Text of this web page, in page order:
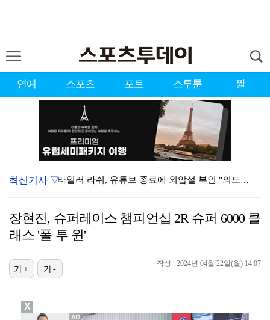
연예 스포츠 포토 스투툰 짤
타일러 라쉬, 유튜브 종료에 외압설 부인 "의도한 바 …
런치, 안성현과 내일(8일) 결혼…가수·작곡가 부부 탄…
상위권 유지한 서교림 "아이언샷 덕분에 타수 줄여…컨디…
던, 3년 만에 신곡→솔직 심경 고백 "이제는 있는 그…
최신기사 ▽
장현진, 슈퍼레이스 챔피언십 2R 슈퍼 6000 클
래스 '폴 투 윈'
작성 : 2024년 04월 22일(월) 14:07
가+ 가-
X